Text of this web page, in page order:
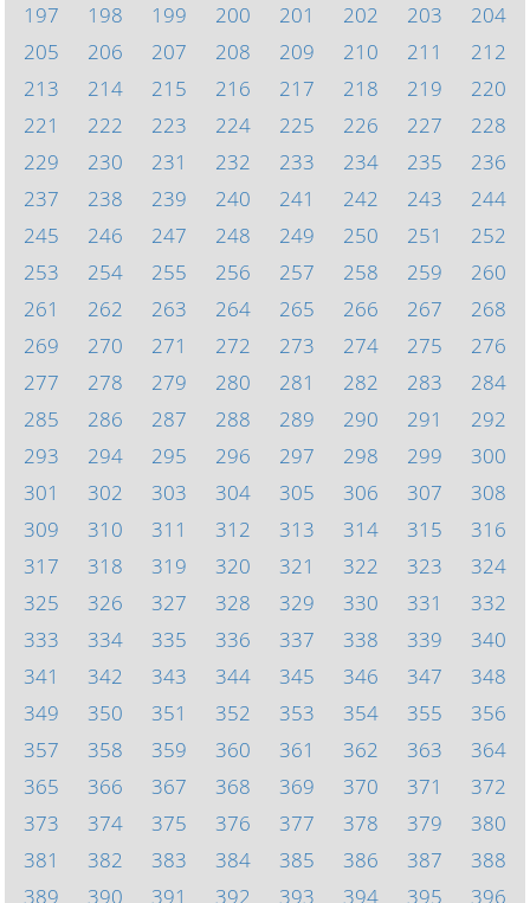
197
198 199 200 201 202 203
204
205
206 207 208 209 210 211
212
213
214 215 216 217 218 219
220
221
222 223 224 225 226 227
228
229
230 231 232 233 234 235
236
237
238 239 240 241 242 243
244
245
246 247 248 249 250 251
252
253
254 255 256 257 258 259
260
261
262 263 264 265 266 267
268
269
270 271 272 273 274 275
276
277
278 279 280 281 282 283
284
285
286 287 288 289 290 291
292
293
294 295 296 297 298 299
300
301
302 303 304 305 306 307
308
309
310 311 312 313 314 315
316
317
318 319 320 321 322 323
324
325
326 327 328 329 330 331
332
333
334 335 336 337 338 339
340
341
342 343 344 345 346 347
348
349
350 351 352 353 354 355
356
357
358 359 360 361 362 363
364
365
366 367 368 369 370 371
372
373
374 375 376 377 378 379
380
381
382 383 384 385 386 387
388
389
390 391 392 393 394 395 396